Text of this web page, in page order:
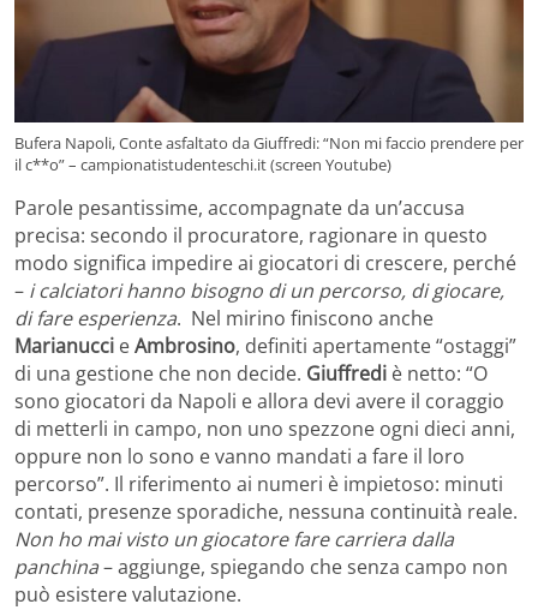
Bufera Napoli, Conte asfaltato da Giuffredi: “Non mi faccio prendere per
il c**o” – campionatistudenteschi.it (screen Youtube)
Parole pesantissime, accompagnate da un’accusa
precisa: secondo il procuratore, ragionare in questo
modo significa impedire ai giocatori di crescere, perché
– i calciatori hanno bisogno di un percorso, di giocare,
di fare esperienza. Nel mirino finiscono anche
Marianucci eAmbrosino, definiti apertamente “ostaggi”
di una gestione che non decide. Giuffredi è netto: “O
sono giocatori da Napoli e allora devi avere il coraggio
di metterli in campo, non uno spezzone ogni dieci anni,
oppure non lo sono e vanno mandati a fare il loro
percorso”. Il riferimento ai numeri è impietoso: minuti
contati, presenze sporadiche, nessuna continuità reale.
Non ho mai visto un giocatore fare carriera dalla
panchina– aggiunge, spiegando che senza campo non
può esistere valutazione.